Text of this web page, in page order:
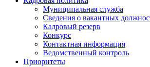
Муниципальная служба
Сведения о вакантных
Кадровый резерв
Конкурс
Контактная информация
Ведомственный контроль
Приоритеты